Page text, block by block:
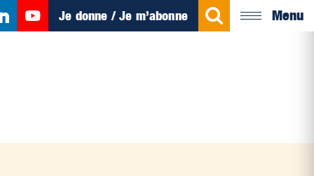
Je donne / Je m’abonne Menu